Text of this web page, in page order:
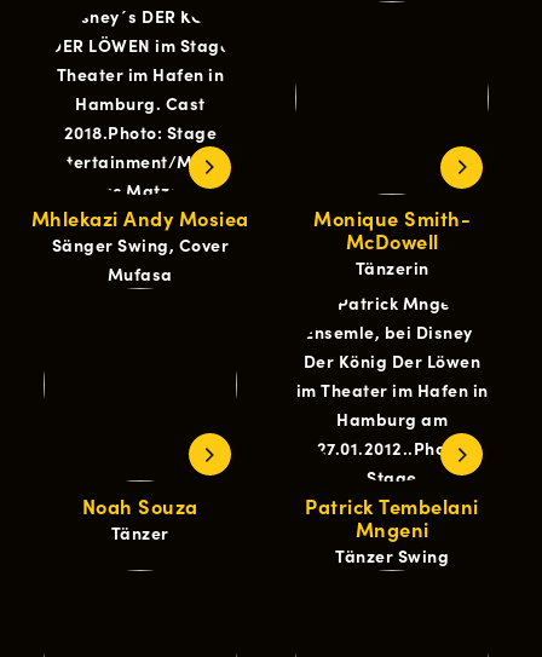
Mhlekazi Andy Mosiea
Sänger Swing, Cover
Mufasa
Monique Smith-
McDowell
Tänzerin
Noah Souza
Tänzer
Patrick Tembelani
Mngeni
Tänzer Swing